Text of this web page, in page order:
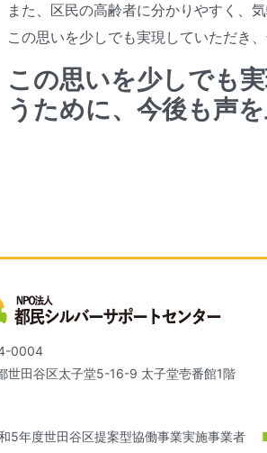
また、区民の高齢者に分かりやすく、
この思いを少しでも実現していただき
この思いを少しでも
うために、今後も声
0004
世田谷区太子堂5-16-9 太子堂壱番館1階
5年度世田谷区提案型協働事業実施事業者